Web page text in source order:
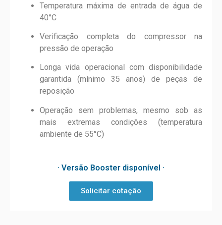
Temperatura máxima de entrada de água de
40°C
Verificação completa do compressor na
pressão de operação
Longa vida operacional com disponibilidade
garantida (mínimo 35 anos) de peças de
reposição
Operação sem problemas, mesmo sob as
mais extremas condições (temperatura
ambiente de 55°C)
· Versão Booster disponível ·
Solicitar cotação